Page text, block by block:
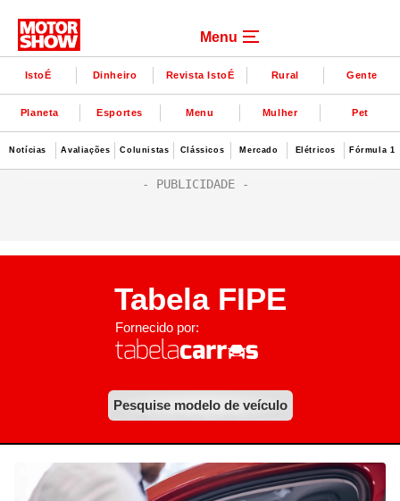
Menu
IstoÉ Dinheiro Revista IstoÉ Rural Gente
Planeta Esportes Menu Mulher Pet
Notícias Avaliações Colunistas Clássicos Mercado Elétricos Fórmula 1
Tabela FIPE
Fornecido por:
Pesquise modelo de veículo